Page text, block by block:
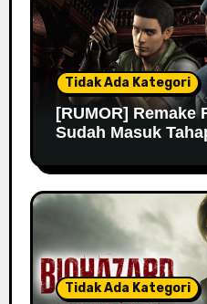
Tidak Ada Kategori
[RUMOR] Remake
Sudah Masuk
Tidak Ada Kategori